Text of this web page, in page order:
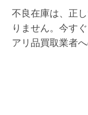
不良在庫は、正
りません。今す
アリ品買取業者